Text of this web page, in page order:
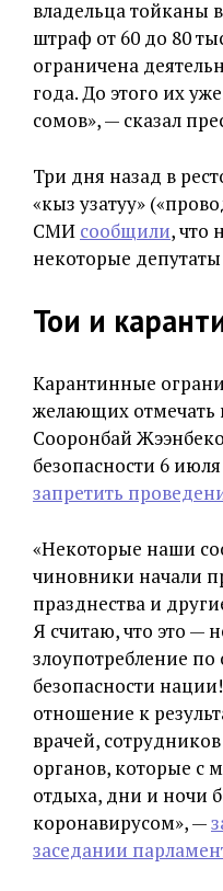
владельца тойканы
штраф от 60 до 80
ограничена
года. До этого их
сомов», — сказал
Три дня назад в
«кыз узатуу»
СМИ сообщили, что
некоторые
Тои и
Карантинные
желающих отмечать
Сооронбай
безопасности 6
запретить
«Некоторые наши
чиновники начали
празднества и
Я считаю, что это —
злоупотребление
безопасности
отношение к
врачей,
органов, которые с
отдыха, дни и ночи
коронавирусом», —
заседании